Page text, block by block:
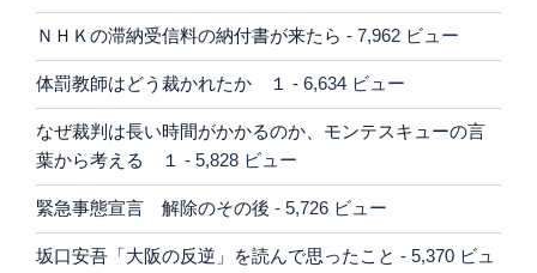
ＮＨＫの滞納受信料の納付書が来たら - 7,962 ビュー
体罰教師はどう裁かれたか １ - 6,634 ビュー
なぜ裁判は長い時間がかかるのか、モンテスキューの言
葉から考える １ - 5,828 ビュー
緊急事態宣言 解除のその後 - 5,726 ビュー
坂口安吾「大阪の反逆」を読んで思ったこと - 5,370 ビュ